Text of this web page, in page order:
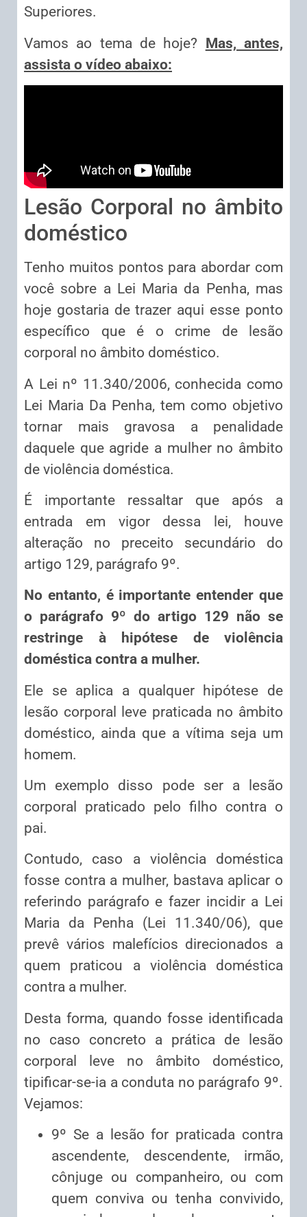
Superiores.
Vamos ao tema de hoje? Mas, antes,
assista o vídeo abaixo:
Lesão Corporal no âmbito
doméstico
Tenho muitos pontos para abordar com
você sobre a Lei Maria da Penha, mas
hoje gostaria de trazer aqui esse ponto
específico que é o crime de lesão
corporal no âmbito doméstico.
A Lei nº 11.340/2006, conhecida como
Lei Maria Da Penha, tem como objetivo
tornar mais gravosa a penalidade
daquele que agride a mulher no âmbito
de violência doméstica.
É importante ressaltar que após a
entrada em vigor dessa lei, houve
alteração no preceito secundário do
artigo 129, parágrafo 9º.
No entanto, é importante entender que
o parágrafo 9º do artigo 129 não se
restringe à hipótese de violência
doméstica contra a mulher.
Ele se aplica a qualquer hipótese de
lesão corporal leve praticada no âmbito
doméstico, ainda que a vítima seja um
homem.
Um exemplo disso pode ser a lesão
corporal praticado pelo filho contra o
pai.
Contudo, caso a violência doméstica
fosse contra a mulher, bastava aplicar o
referindo parágrafo e fazer incidir a Lei
Maria da Penha (Lei 11.340/06), que
prevê vários malefícios direcionados a
quem praticou a violência doméstica
contra a mulher.
Desta forma, quando fosse identificada
no caso concreto a prática de lesão
corporal leve no âmbito doméstico,
tipificar-se-ia a conduta no parágrafo 9º.
Vejamos:
9º Se a lesão for praticada contra
ascendente, descendente, irmão,
cônjuge ou companheiro, ou com
quem conviva ou tenha convivido,